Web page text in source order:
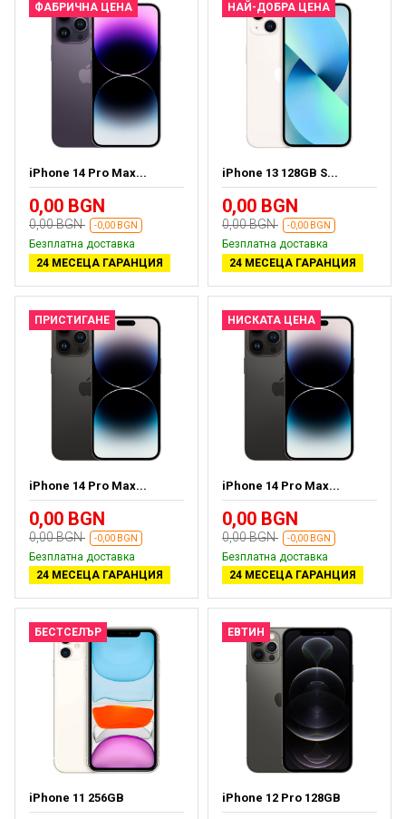
ФАБРИЧНА ЦЕНА
iPhone 14 Pro Max...
0,00 BGN
0,00 BGN -0,00 BGN
Безплатна доставка
24 МЕСЕЦА ГАРАНЦИЯ
НАЙ-ДОБРА ЦЕНА
iPhone 13 128GB S...
0,00 BGN
0,00 BGN -0,00 BGN
Безплатна доставка
24 МЕСЕЦА ГАРАНЦИЯ
ПРИСТИГАНЕ
iPhone 14 Pro Max...
0,00 BGN
0,00 BGN -0,00 BGN
Безплатна доставка
24 МЕСЕЦА ГАРАНЦИЯ
НИСКАТА ЦЕНА
iPhone 14 Pro Max...
0,00 BGN
0,00 BGN -0,00 BGN
Безплатна доставка
24 МЕСЕЦА ГАРАНЦИЯ
БЕСТСЕЛЪР
iPhone 11 256GB
ЕВТИН
iPhone 12 Pro 128GB